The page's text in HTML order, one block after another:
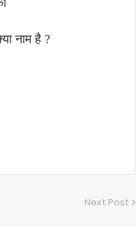
नाम है ?
Next Post